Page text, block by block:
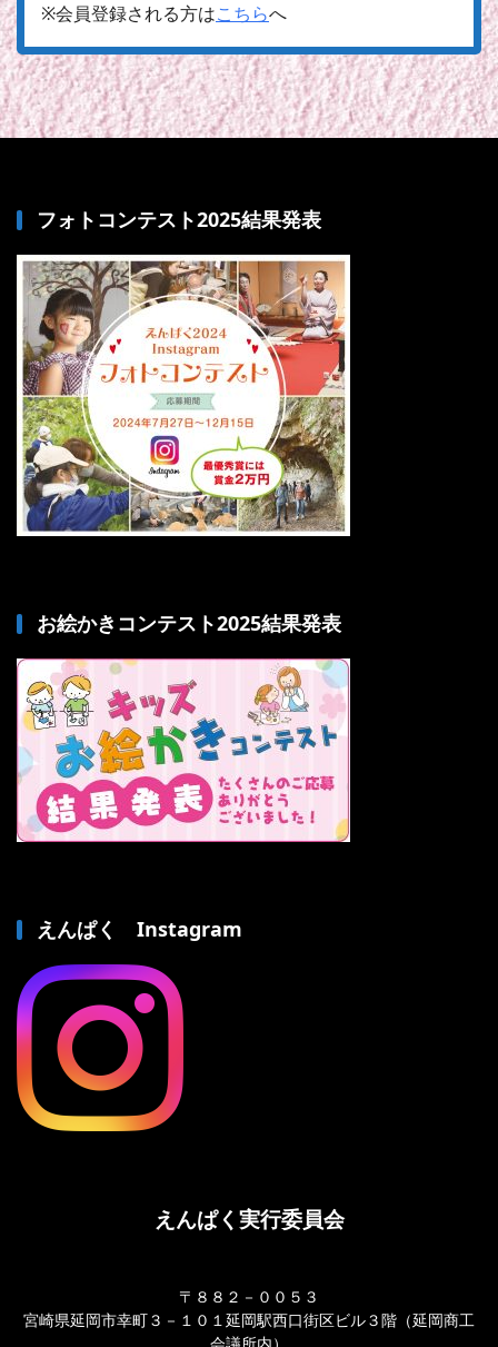
※会員登録される方はこちらへ
フォトコンテスト2025結果発表
お絵かきコンテスト2025結果発表
えんぱく Instagram
えんぱく実行委員会
〒８８２－００５３
宮崎県延岡市幸町３－１０１延岡駅西口街区ビル３階（延岡商工